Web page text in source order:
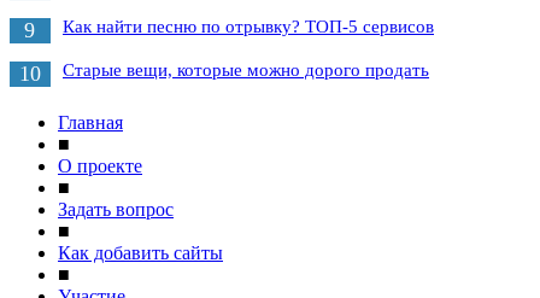
9 Как найти песню по отрывку? ТОП-5 сервисов
10 Старые вещи, которые можно дорого продать
Главная
■
О проекте
■
Задать вопрос
■
Как добавить сайты
■